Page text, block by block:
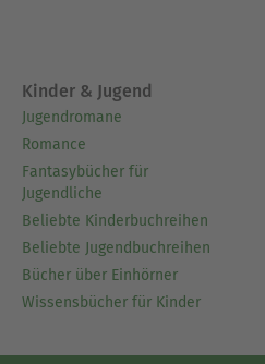
Kinder & Jugend
Jugendromane
Romance
Fantasybücher für
Jugendliche
Beliebte Kinderbuchreihen
Beliebte Jugendbuchreihen
Bücher über Einhörner
Wissensbücher für Kinder